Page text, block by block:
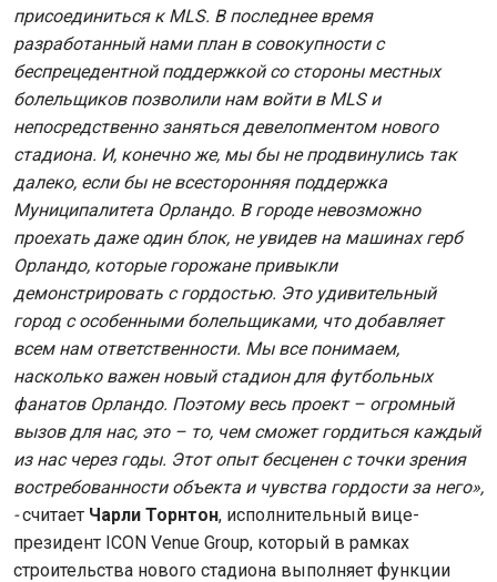
присоединиться к MLS. В последнее время
разработанный нами план в совокупности с
беспрецедентной поддержкой со стороны местных
болельщиков позволили нам войти в MLS и
непосредственно заняться девелопментом нового
стадиона. И, конечно же, мы бы не продвинулись так
далеко, если бы не всесторонняя поддержка
Муниципалитета Орландо. В городе невозможно
проехать даже один блок, не увидев на машинах герб
Орландо, которые горожане привыкли
демонстрировать с гордостью. Это удивительный
город с особенными болельщиками, что добавляет
всем нам ответственности. Мы все понимаем,
насколько важен новый стадион для футбольных
фанатов Орландо. Поэтому весь проект – огромный
вызов для нас, это – то, чем сможет гордиться каждый
из нас через годы. Этот опыт бесценен с точки зрения
востребованности объекта и чувства гордости за него»,
-считает Чарли Торнтон, исполнительный вице-
президент ICON Venue Group, который в рамках
строительства нового стадиона выполняет функции